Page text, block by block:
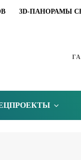
3D-ПАНОРАМЫ